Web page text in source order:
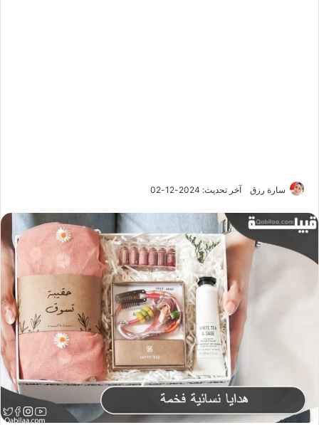
سارة رزق آخر تحديث: 2024-12-02